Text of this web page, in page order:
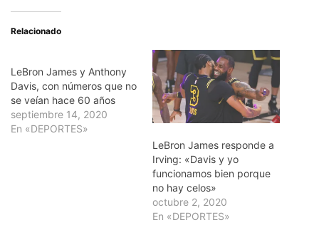
Relacionado
LeBron James y Anthony
Davis, con números que no
se veían hace 60 años
septiembre 14, 2020
En «DEPORTES»
LeBron James responde a
Irving: «Davis y yo
funcionamos bien porque
no hay celos»
octubre 2, 2020
En «DEPORTES»